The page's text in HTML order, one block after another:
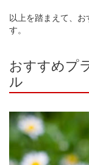
以上を踏まえて、
す。
おすすめプ
ル